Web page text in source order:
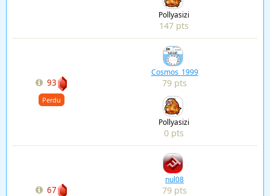
Pollyasizi
147 pts
93
Perdu
Cosmos_1999
79 pts
Pollyasizi
0 pts
67
nul08
79 pts